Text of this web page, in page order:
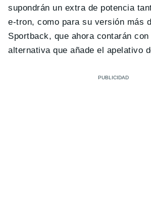
supondrán un extra de potencia
e-tron, como para su versión más
Sportback, que ahora contarán con
alternativa que añade el apelativo